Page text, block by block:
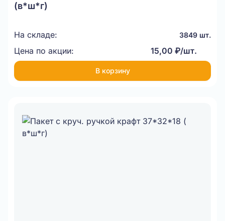
(в*ш*г)
На складе: 3849 шт.
Цена по акции: 15,00 ₽/шт.
В корзину